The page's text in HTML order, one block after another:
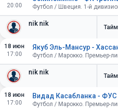
20:00
nik nik
Футбол / Швеция. 1-й
18 июн
17:00
nik nik
Якуб Эль-Мансур -
Футбол / Марокко. Премьер-
18 июн
17:00
Видад Касабланка - ФУС
Футбол / Марокко. Премьер-